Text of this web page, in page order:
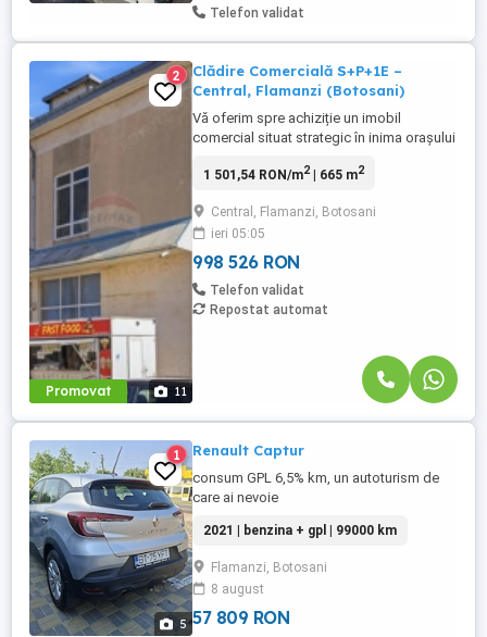
Telefon validat
Promovat 11
2
Clădire Comercială S+P+1E –
Central, Flamanzi (Botosani)
Vă oferim spre achiziție un imobil
comercial situat strategic în inima orașului
Botosani. Proprietatea reprezintă o
său privilegiat, într-o zonă cu flux pietonal
ridicat și acces auto facil, în imediata
proximitate ...
1 501,54 RON/m2| 665 m2
Central, Flamanzi, Botosani
ieri 05:05
998 526 RON
Telefon validat
Repostat automat
5
1 Renault Captur
consum GPL 6,5% km, un autoturism de
care ai nevoie
2021 | benzina + gpl | 99000 km
Flamanzi, Botosani
8 august
57 809 RON